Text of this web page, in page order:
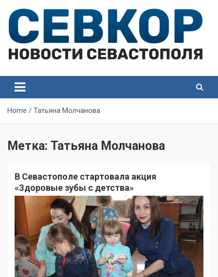
content
Севастополя
Севастополя
Home Татьяна Молчанова
Метка: Татьяна Молчанова
В Севастополе стартовала акция
«Здоровые зубы с детства»